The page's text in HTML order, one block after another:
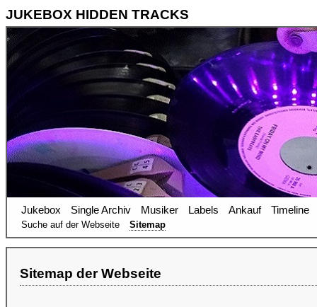
JUKEBOX HIDDEN TRACKS
Jukebox Single Archiv Musiker Labels Ankauf Timeline
Suche auf der Webseite Sitemap
Sitemap der Webseite